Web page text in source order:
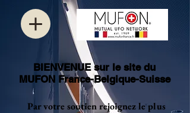
BIENVENUE sur le site du
MUFON France-Belgique-Suisse
Par votre soutien rejoignez le plus